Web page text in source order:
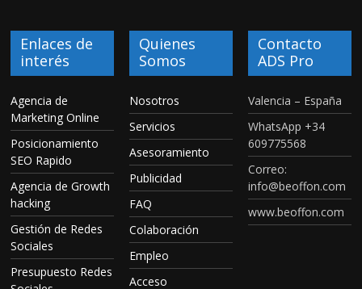
Enlaces de
interés
Agencia de
Marketing Online
Posicionamiento
SEO Rapido
Agencia de Growth
hacking
Gestión de Redes
Sociales
Presupuesto Redes
Quienes
Somos
Nosotros
Servicios
Asesoramiento
Publicidad
FAQ
Colaboración
Empleo
Acceso
Contacto
ADS Pro
Valencia – España
WhatsApp +34
609775568
Correo:
info@beoffon.com
www.beoffon.com